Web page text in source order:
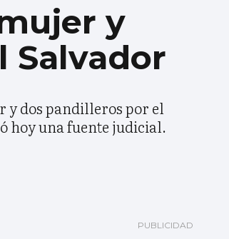
y
Salvador
y dos pandilleros por el
hoy una fuente judicial.